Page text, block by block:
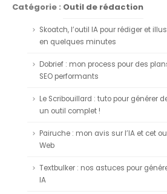
Catégorie : Outil de rédaction
Skoatch, l’outil IA pour rédiger et
en quelques minutes
Dobrief : mon process pour des
SEO performants
Le Scribouillard : tuto pour générer
un outil complet !
Pairuche : mon avis sur l’IA et cet
Web
Textbulker : nos astuces pour
IA